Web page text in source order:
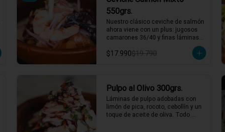
550grs.
Nuestro clásico ceviche de salmón
ahora viene con un plus: jugosos
camarones 36/40 y finas láminas
combinación perfecta de sabores
frescos y marinos, todo bañado en
2 a 3 personas comen de este
plato y hasta 4 picotean!
*El peso neto corresponde al
producto en su presentación
$17.990$19.790
Pulpo al Olivo 300grs.
Láminas de pulpo adobadas con
limón de pica, rocoto, cebollín y un
toque de aceite de oliva. Todo